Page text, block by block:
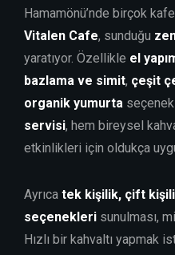
Hamamönü’nde birçok
Vitalen Cafe, sunduğu
yaratıyor. Özellikle el
bazlama ve simit, çeşit
organik yumurta
servisi, hem bireysel
etkinlikleri için oldukça
Ayrıca tek kişilik, çift
seçenekleri sunulması,
Hızlı bir kahvaltı yapmak